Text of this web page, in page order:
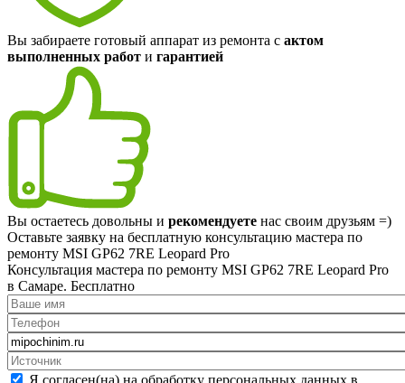
Вы забираете готовый аппарат из ремонта с актом
выполненных работ и гарантией
Вы остаетесь довольны и рекомендуете нас своим друзьям =)
Оставьте заявку на бесплатную консультацию мастера по
ремонту MSI GP62 7RE Leopard Pro
Консультация мастера по ремонту MSI GP62 7RE Leopard Pro
в Самаре. Бесплатно
Я согласен(на) на обработку персональных данных в